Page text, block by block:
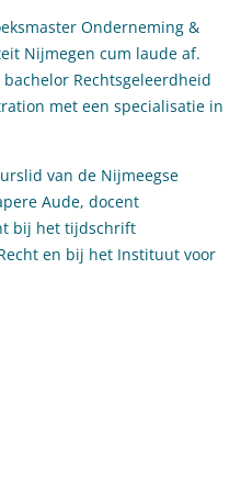
Onderneming &
Nijmegen cum laude af.
Rechtsgeleerdheid
met een specialisatie in
van de Nijmeegse
Aude, docent
bij het tijdschrift
en bij het Instituut voor